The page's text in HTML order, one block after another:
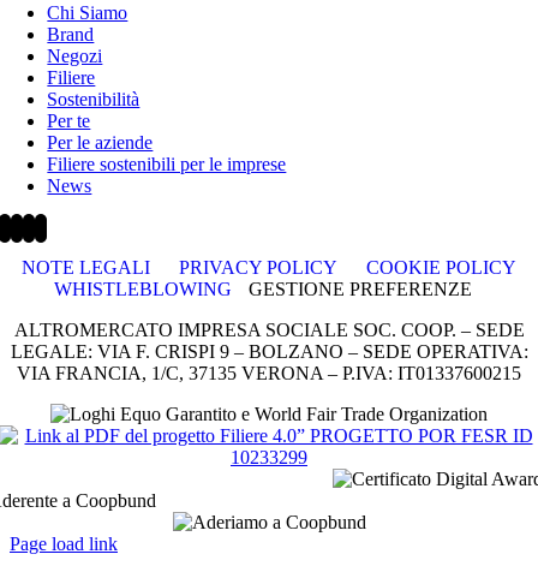
Chi Siamo
Brand
Negozi
Filiere
Sostenibilità
Per te
Per le aziende
Filiere sostenibili per le imprese
News
NOTE LEGALI PRIVACY POLICY
COOKIE POLICY
WHISTLEBLOWING
GESTIONE PREFERENZE
ALTROMERCATO IMPRESA SOCIALE SOC. COOP. – SEDE
LEGALE: VIA F. CRISPI 9 – BOLZANO – SEDE OPERATIVA:
VIA FRANCIA, 1/C, 37135 VERONA – P.IVA: IT01337600215
a Coopbund
Page load link